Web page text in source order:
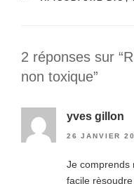
2 réponses sur
non toxique”
yves gillon
26 JANVIER
Je comprends
facile